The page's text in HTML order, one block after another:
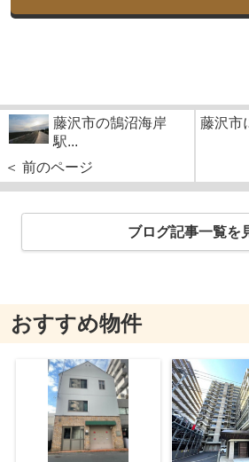
藤沢市の鵠沼海岸
駅...
＜ 前のページ
藤沢市
ブログ記事一覧を
おすすめ物件